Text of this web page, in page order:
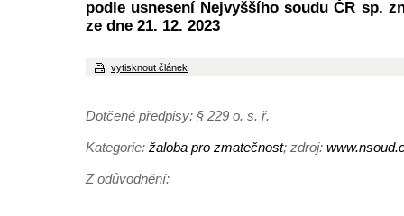
podle usnesení Nejvyššího soudu ČR sp.
ze dne 21. 12. 2023
vytisknout článek
Dotčené předpisy: § 229 o. s. ř.
Kategorie: žaloba pro zmatečnost; zdroj:
Z odůvodnění: